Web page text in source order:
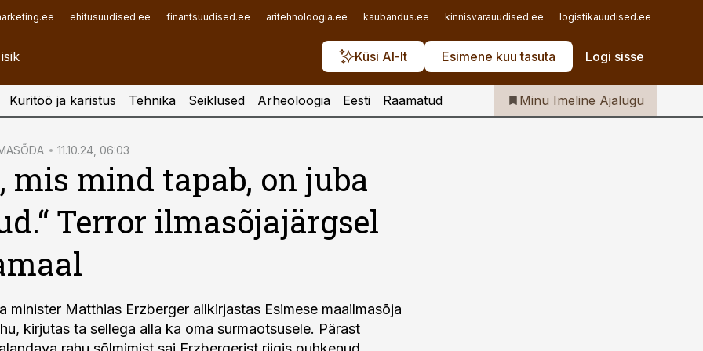
ehitusuudised.ee finantsuudised.ee aritehnoloogia.ee kaubandus.ee kinnisvarauudised.ee logistikauudised.ee
Küsi AI-lt Esimene kuu tasuta Logi sisse
Iseteenindus
Telli Imeline Ajalugu
Kuritöö ja karistus Tehnika Seiklused Arheoloogia Eesti Raamatud Minu Imeline Ajalugu
11.10.24, 06:03
mis mind tapab, on juba
Terror ilmasõjajärgsel
minister Matthias Erzberger allkirjastas Esimese maailmasõja
kirjutas ta sellega alla ka oma surmaotsusele. Pärast